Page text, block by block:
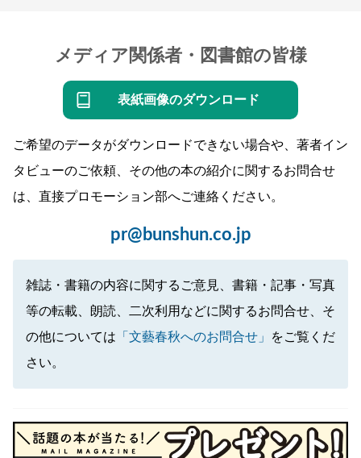
メディア関係者・図書館の皆様
表紙画像のダウンロード
ご希望のデータがダウンロードできない場合や、著者イン
タビューのご依頼、その他の本の紹介に関するお問合せ
は、直接プロモーション部へご連絡ください。
pr@bunshun.co.jp
雑誌・書籍の内容に関するご意見、書籍・記事・写真
等の転載、朗読、二次利用などに関するお問合せ、そ
の他については 「文藝春秋へのお問合せ」
をご覧くだ
さい。